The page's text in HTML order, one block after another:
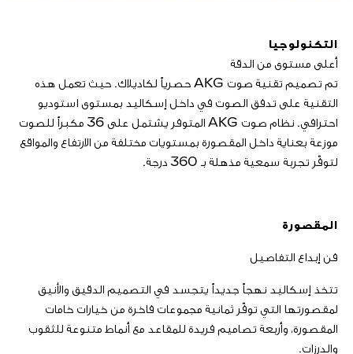
التكنولوجيا
أعلى مستوى من الدقة
تم تصميم تقنية صوت AKG حصرياً لكاديلاك. حيث تعمل هذه
التقنية على تدفق الصوت في داخل إسكاليد بمستوى استوديو
احترافي. نظام صوت AKG المتوفر يشتمل على 36 مكبراً للصوت
موزعة بعناية داخل المقصورة بمستويات مختلفة من الارتفاع والمواقع
لتوفّر تجربة سمعية مذهلة بـ 360 درجة.
المقصورة
فن إبداع التفاصيل
تتخذ إسكاليد نهجاً جديداً يتجسد في التصميم الدقيق والأنيق
لمقصورتها التي توفّر ثمانية مجموعات فاخرة من خيارات خامات
المقصورة، وأربعة تصاميم فريدة للمقاعد مع أنماط متنوعة للثقوب
والدرزات.